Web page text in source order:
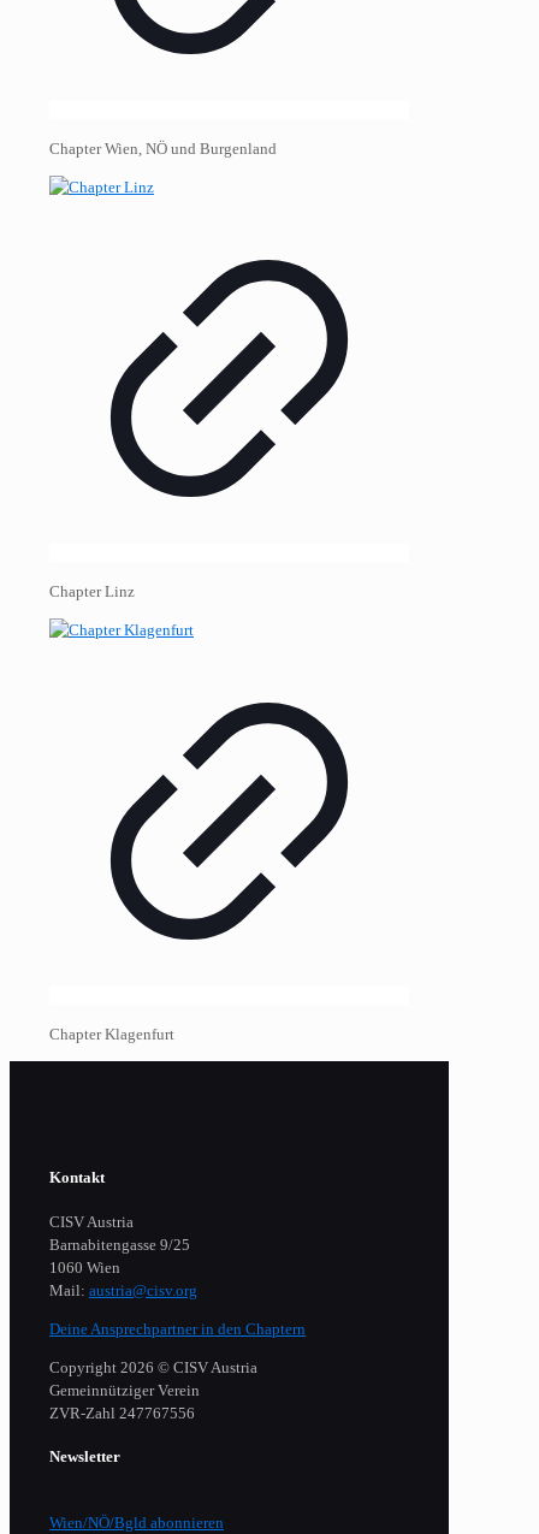
Chapter Wien, NÖ und Burgenland
Chapter Linz
Chapter Klagenfurt
Kontakt
CISV Austria
Barnabitengasse 9/25
1060 Wien
Mail: austria@cisv.org
Deine Ansprechpartner in den Chaptern
Copyright 2026 © CISV Austria
Gemeinnütziger Verein
​ZVR-Zahl 247767556
Newsletter
Wien/NÖ/Bgld abonnieren